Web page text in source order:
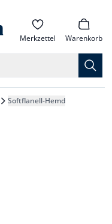
Merkzettel Warenkorb
Softflanell-Hemd